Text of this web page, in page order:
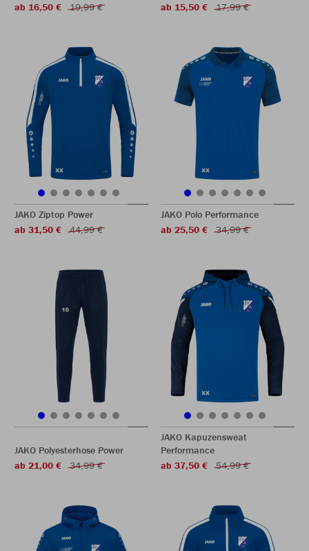
ab 16,50 €
19,99 €
ab 15,50 €
17,99 €
JAKO Ziptop Power
ab 31,50 €
44,99 €
JAKO Polo Performance
ab 25,50 €
34,99 €
JAKO Polyesterhose Power
ab 21,00 €
34,99 €
JAKO Kapuzensweat
Performance
ab 37,50 €
54,99 €